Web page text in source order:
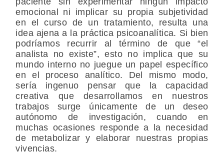
emocional ni implicar su propia subjetividad
en el curso de un tratamiento, resulta una
idea ajena a la práctica psicoanalítica. Si bien
podríamos recurrir al término de que “el
analista no existe”, esto no implica que su
mundo interno no juegue un papel específico
en el proceso analítico. Del mismo modo,
sería ingenuo pensar que la capacidad
creativa que desarrollamos en nuestros
trabajos surge únicamente de un deseo
autónomo de investigación, cuando en
muchas ocasiones responde a la necesidad
de metabolizar y elaborar nuestras propias
vivencias.